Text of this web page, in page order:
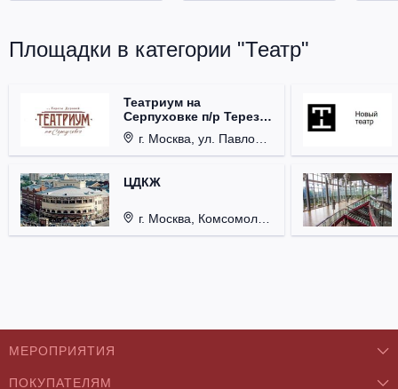
Площадки в категории "Театр"
Театриум на
Серпуховке п/р Терезы
Дуровой
г. Москва, ул. Павловская, д. 6.
ЦДКЖ
г. Москва, Комсомольская пл., д. 4.
МЕРОПРИЯТИЯ
ПОКУПАТЕЛЯМ